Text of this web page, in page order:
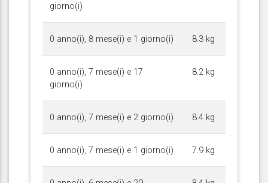
giorno(i)
0 anno(i), 8 mese(i) e 1 giorno(i) 8.3 kg
0 anno(i), 7 mese(i) e 17
giorno(i)
8.2 kg
0 anno(i), 7 mese(i) e 2 giorno(i) 8.4 kg
0 anno(i), 7 mese(i) e 1 giorno(i) 7.9 kg